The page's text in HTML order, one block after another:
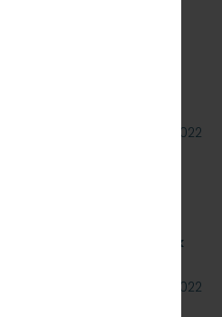
Skoda Superb
TRÓJMIEŚCIE SP. Z O.O.
samochód
27 lipca 2022
którego przedmiotem
materiałów
drukujących. Znak
22 lipca 2022